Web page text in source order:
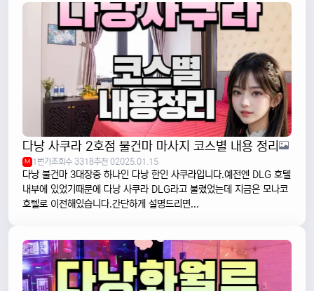
다낭 사쿠라 2호점 불건마 마사지 코스별 내용 정리
M 1번가조회수 3318추천 02025.01.15
다낭 불건마 3대장중 하나인 다낭 한인 사쿠라입니다.예전엔 DLG 호텔
내부에 있었기때문에 다낭 사쿠라 DLG라고 불렸었는데 지금은 모나코
호텔로 이전해있습니다.간단하게 설명드리면...